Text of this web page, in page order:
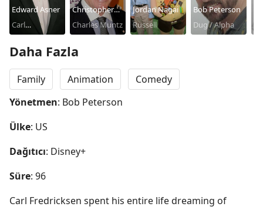
Edward Asner
Carl
Christopher
Plummer
Charles Muntz
Jordan Nagai
Russell
Bob Peterson
Dug / Alpha
Daha Fazla
Family Animation
Comedy
Yönetmen: Bob Peterson
Ülke: US
Dağıtıcı: Disney+
Süre: 96
Carl Fredricksen spent his entire life dreaming of